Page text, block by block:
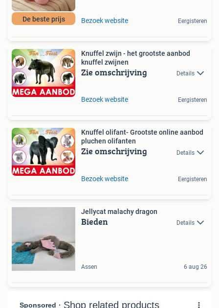
De beste prijs Bezoek website Eergisteren
Knuffel zwijn - het grootste aanbod
knuffel zwijnen
Zie omschrijving Details
Bezoek website Eergisteren
Knuffel olifant- Grootste online aanbod
pluchen olifanten
Zie omschrijving Details
Bezoek website Eergisteren
Jellycat malachy dragon
Bieden Details
Assen 6 aug 26